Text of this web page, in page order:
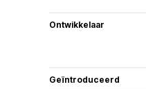
Ontwikkelaar
Geïntroduceerd